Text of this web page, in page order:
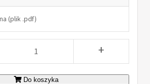
(plik .pdf)
+
Do koszyka